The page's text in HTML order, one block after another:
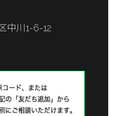
中川1-6-12